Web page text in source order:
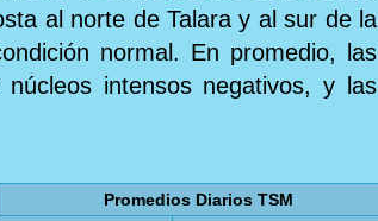
al norte de Talara y al sur de la
normal. En promedio, las
intensos negativos, y las
Promedios Diarios TSM